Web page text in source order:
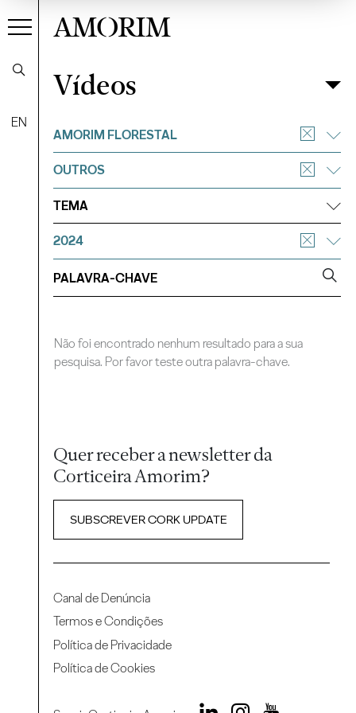
EN
AMORIM
VídeosFiltrar
Vídeos
AMORIM FLORESTAL
OUTROS
TEMA
2024
Não foi encontrado nenhum resultado para a sua
pesquisa. Por favor teste outra palavra-chave.
Quer receber a newsletter da
Corticeira Amorim?
SUBSCREVER CORK UPDATE
Canal de Denúncia
Termos e Condições
Política de Privacidade
Política de Cookies